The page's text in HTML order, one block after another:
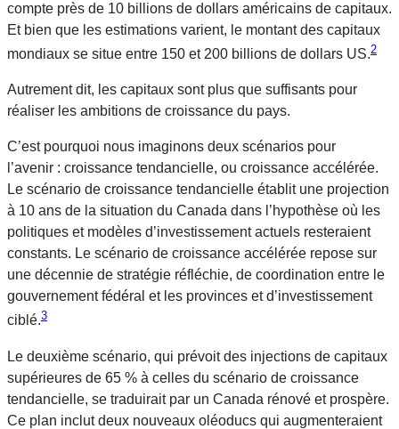
compte près de 10 billions de dollars américains de capitaux.
Et bien que les estimations varient, le montant des capitaux
mondiaux se situe entre 150 et 200 billions de dollars US.2
Autrement dit, les capitaux sont plus que suffisants pour
réaliser les ambitions de croissance du pays.
C’est pourquoi nous imaginons deux scénarios pour
l’avenir : croissance tendancielle, ou croissance accélérée.
Le scénario de croissance tendancielle établit une projection
à 10 ans de la situation du Canada dans l’hypothèse où les
politiques et modèles d’investissement actuels resteraient
constants. Le scénario de croissance accélérée repose sur
une décennie de stratégie réfléchie, de coordination entre le
gouvernement fédéral et les provinces et d’investissement
ciblé.3
Le deuxième scénario, qui prévoit des injections de capitaux
supérieures de 65 % à celles du scénario de croissance
tendancielle, se traduirait par un Canada rénové et prospère.
Ce plan inclut deux nouveaux oléoducs qui augmenteraient